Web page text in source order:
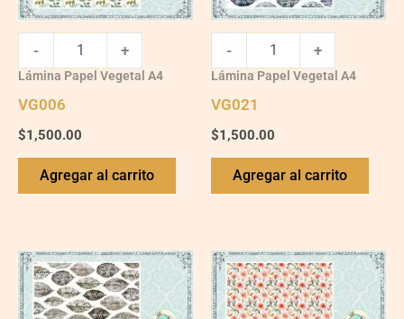
- +
Lámina Papel Vegetal A4
VG006
$1,500.00
Agregar al carrito
- +
Lámina Papel Vegetal A4
VG021
$1,500.00
Agregar al carrito
VG022
quantity
VG003
quantity